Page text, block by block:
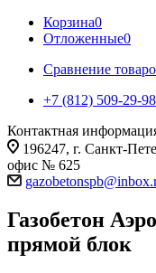
Корзина0
Отложенные0
Сравнение
+7 (812) 509-29-98
Контактная
196247, г. Санкт-
офис № 625
Газобетон
прямой блок